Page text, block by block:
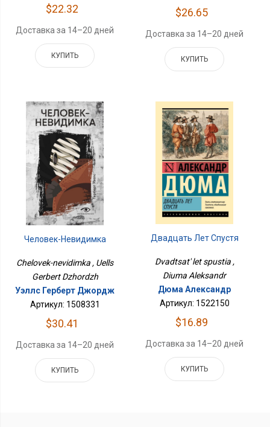
$22.32
Доставка за 14–20 дней
КУПИТЬ
$26.65
Доставка за 14–20 дней
КУПИТЬ
Человек-Невидимка
Chelovek-nevidimka , Uells
Gerbert Dzhordzh
Уэллс Герберт Джордж
Артикул: 1508331
$30.41
Доставка за 14–20 дней
КУПИТЬ
Двадцать Лет Спустя
Dvadtsat' let spustia ,
Diuma Aleksandr
Дюма Александр
Артикул: 1522150
$16.89
Доставка за 14–20 дней
КУПИТЬ